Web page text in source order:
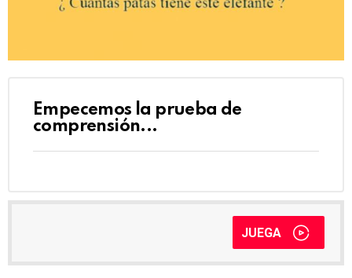
Empecemos la prueba de
comprensión...
JUEGA